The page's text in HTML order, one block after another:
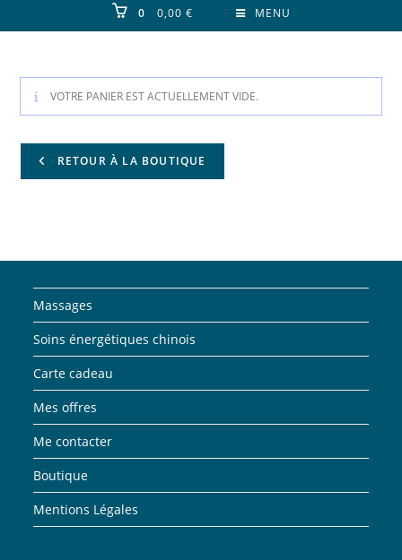
0 0,00 € MENU
VOTRE PANIER EST ACTUELLEMENT VIDE.
RETOUR À LA BOUTIQUE
Massages
Soins énergétiques chinois
Carte cadeau
Mes offres
Me contacter
Boutique
Mentions Légales